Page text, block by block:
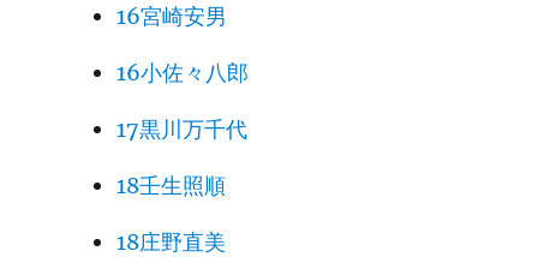
16宮崎安男
16小佐々八郎
17黒川万千代
18壬生照順
18庄野直美